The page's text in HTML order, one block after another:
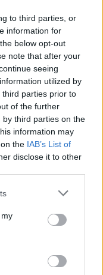
to third parties, or
information for
below opt-out
note that after your
seeing
utilized by
parties prior to
of the further
third parties on the
information may
the IAB’s List of
disclose it to other
Prachatice)
- východ)
(Suchdol, Praha)
Praha)
bude Prima sport k